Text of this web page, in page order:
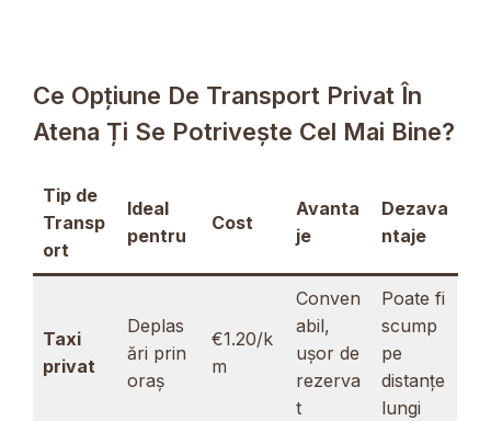
Ce Opțiune De Transport Privat În
Atena Ți Se Potrivește Cel Mai Bine?
Tip de
Transp
ort
Ideal
pentru
Cost
Avanta
je
Dezava
ntaje
Taxi
privat
Deplas
ări prin
oraș
€1.20/k
m
Conven
abil,
ușor de
rezerva
t
Poate fi
scump
pe
distanțe
lungi